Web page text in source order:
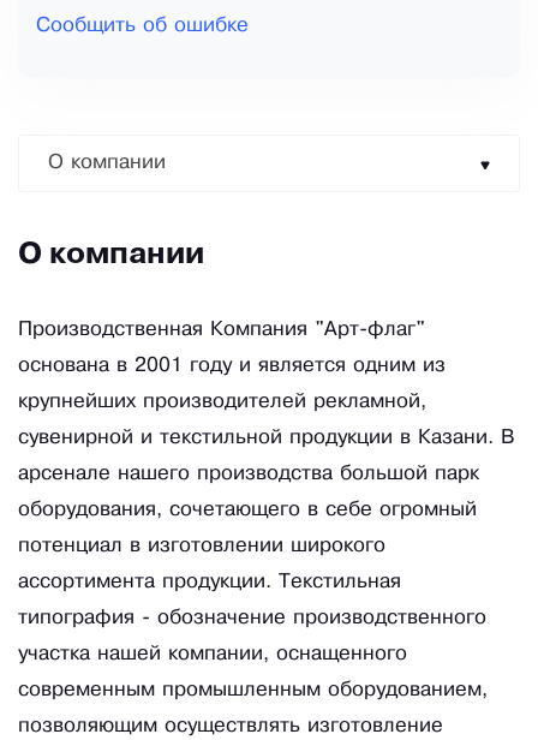
Сообщить об ошибке
О компании
О компании
Производственная Компания "Арт-флаг"
основана в 2001 году и является одним из
крупнейших производителей рекламной,
сувенирной и текстильной продукции в Казани. В
арсенале нашего производства большой парк
оборудования, сочетающего в себе огромный
потенциал в изготовлении широкого
ассортимента продукции. Текстильная
типография - обозначение производственного
участка нашей компании, оснащенного
современным промышленным оборудованием,
позволяющим осуществлять изготовление